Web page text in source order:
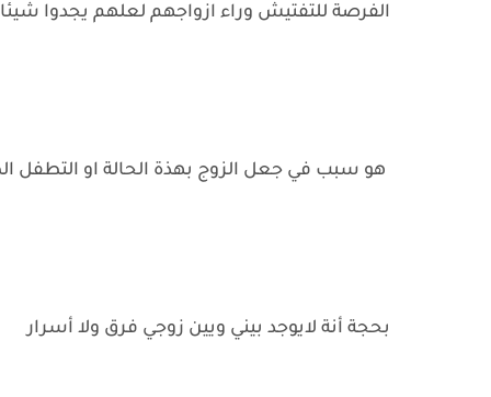
الفرصة للتفتيش وراء ازواجهم لعلهم يجدوا
هو سبب في جعل الزوج بهذة الحالة او التطفل
بحجة أنة لايوجد بيني ويين زوجي فرق ولا أسرار